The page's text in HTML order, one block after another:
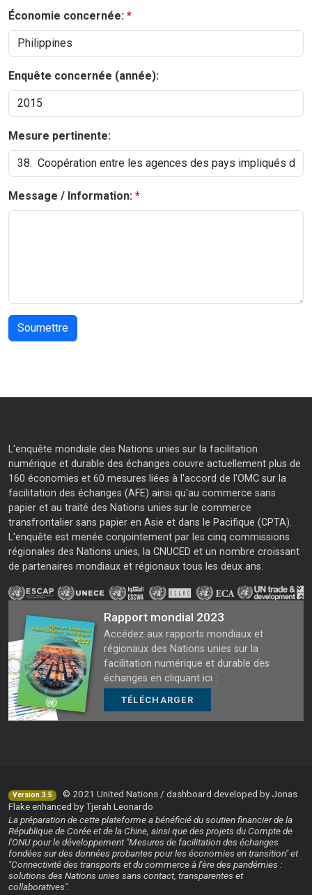
Économie concernée:
Enquête concernée (année):
Mesure pertinente:
Message / Information:
L'enquête mondiale des Nations unies sur la facilitation
numérique et durable des échanges couvre actuellement plus de
160 économies et 60 mesures liées à l'accord de l'OMC sur la
facilitation des échanges (AFE) ainsi qu'au commerce sans
papier et au traité des Nations unies sur le commerce
transfrontalier sans papier en Asie et dans le Pacifique (CPTA).
L'enquête est menée conjointement par les cinq commissions
régionales des Nations unies, la CNUCED et un nombre croissant
de partenaires mondiaux et régionaux tous les deux ans.
Rapport mondial 2023
Accédez aux rapports mondiaux et
régionaux des Nations unies sur la
facilitation numérique et durable des
échanges en cliquant ici :
TÉLÉCHARGER
Version 3.5
© 2021 United Nations / dashboard developed by Jonas
Flake enhanced by Tjerah Leonardo
La préparation de cette plateforme a bénéficié du soutien financier de la
République de Corée et de la Chine, ainsi que des projets du Compte de
l'ONU pour le développement "Mesures de facilitation des échanges
fondées sur des données probantes pour les économies en transition" et
"Connectivité des transports et du commerce à l'ère des pandémies :
solutions des Nations unies sans contact, transparentes et
collaboratives".